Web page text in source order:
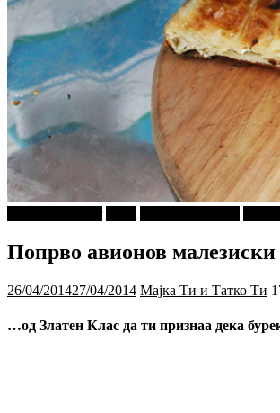
Попрво авионов малезиски
26/04/201427/04/2014 Мајка Ти и Татко Ти
…од Златен Клас да ти признаа дека